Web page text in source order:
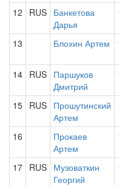
12 RUS Банкетова
Дарья
13 Блохин Артем
14 RUS Паршуков
Дмитрий
15 RUS Прошутинский
Артем
16
Прокаев
Артем
17 RUS Музоваткин
Георгий